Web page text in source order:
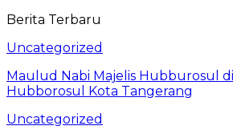
Berita Terbaru
Uncategorized
Maulud Nabi Majelis Hubburosul
Hubborosul Kota Tangerang
Uncategorized